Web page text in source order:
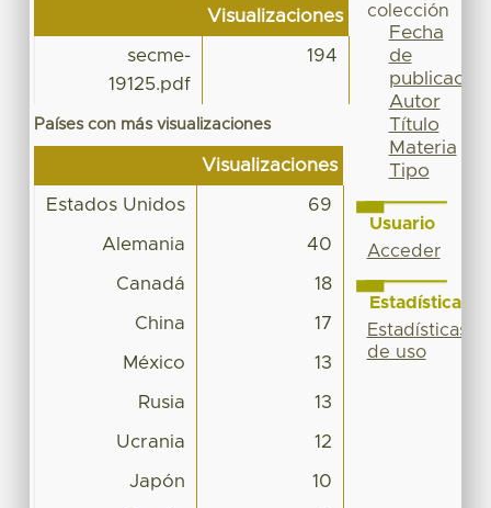
Visualizaciones
secme-
19125.pdf
194
Países con más visualizaciones
Visualizaciones
Estados Unidos 69
Alemania 40
Canadá 18
China 17
México 13
Rusia 13
Ucrania 12
Japón 10
colección
Fecha
de
publicación
Autor
Título
Materia
Tipo
Usuario
Acceder
Estadísticas
Estadísticas
de uso